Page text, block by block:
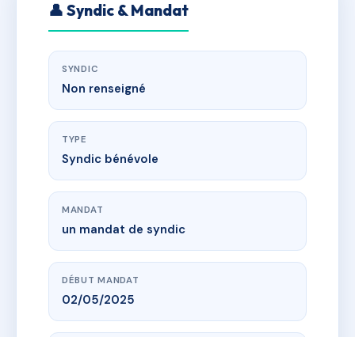
👤 Syndic & Mandat
SYNDIC
Non renseigné
TYPE
Syndic bénévole
MANDAT
un mandat de syndic
DÉBUT MANDAT
02/05/2025